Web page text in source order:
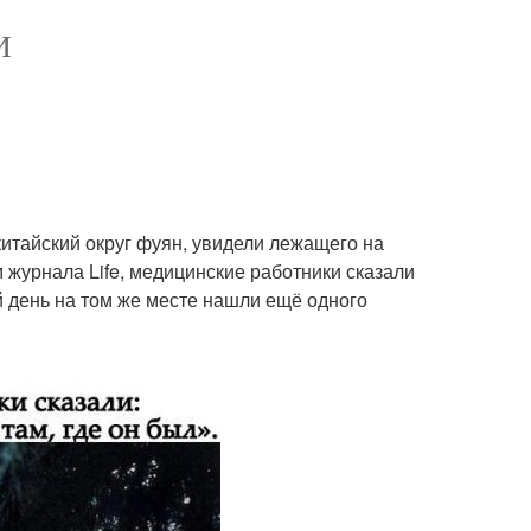
округ фуян, увидели лежащего на
Life, медицинские работники сказали
на том же месте нашли ещё одного